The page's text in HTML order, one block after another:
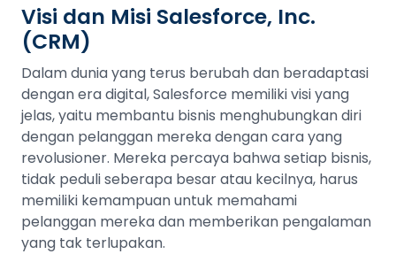
Visi dan Misi Salesforce, Inc.
(CRM)
Dalam dunia yang terus berubah dan beradaptasi
dengan era digital, Salesforce memiliki visi yang
jelas, yaitu membantu bisnis menghubungkan diri
dengan pelanggan mereka dengan cara yang
revolusioner. Mereka percaya bahwa setiap bisnis,
tidak peduli seberapa besar atau kecilnya, harus
memiliki kemampuan untuk memahami
pelanggan mereka dan memberikan pengalaman
yang tak terlupakan.